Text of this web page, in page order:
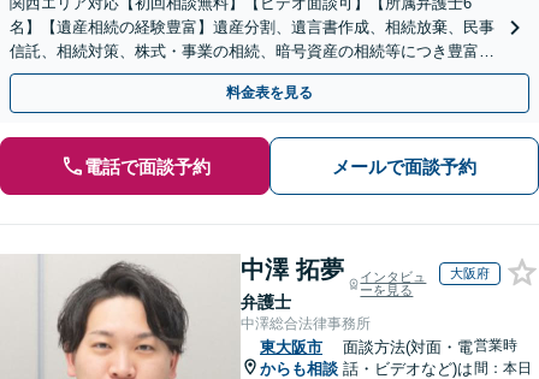
名】【遺産相続の経験豊富】遺産分割、遺言書作成、相続放棄、民事
信託、相続対策、株式・事業の相続、暗号資産の相続等につき豊富な
対応実績。【バリアフリー】【完全個室対応】
料金表を見る
電話で面談予約 メールで面談予約
中澤 拓夢
弁護士
インタビュ
ーを見る
大阪府
中澤総合法律事務所
東大阪市
からも相談
面談方法(対面・電
話・ビデオなど)は
営業時
間：本日